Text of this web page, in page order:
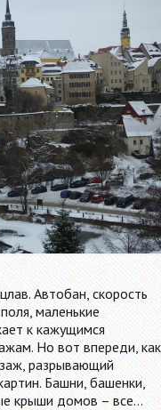
Автобан, скорость
маленькие
к кажущимся
Но вот впереди, как
разрывающий
Башни, башенки,
крыши домов – все…